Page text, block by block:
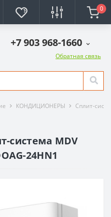
0
+7 903 968-1660
Обратная связь
КОНДИЦИОНЕРЫ Сплит-
система MDV
24HN1